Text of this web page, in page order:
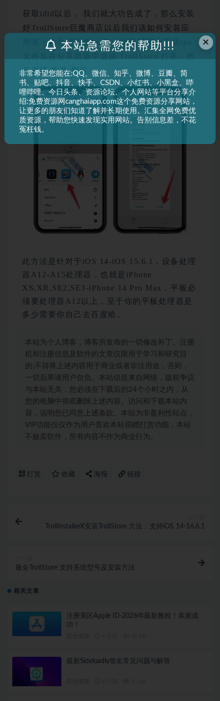
获取idid以后， 我们就大功告成了，那么安装
好TrollStore巨魔商店以后我们该如何安装应
用呢！首先得先有ipa包！在互联网中下载ipa
后选择 安装 即可
此方法是针对于iOS 14-iOS 15.6.1，设备处理
器A12-A15处理器，也就是iPhone
XS,XR,SE2,SE3-iPhone 14 Pro Max，平板必
须要处理器A12以上，至于你的平板处理器是
多少需要你自己去百度哈。
本站为个人博客，博客所发布的一切修改补丁、注册
机和注册信息及软件的文章仅限用于学习和研究目
的;不得将上述内容用于商业或者非法用途，否则，
一切后果请用户自负。本站信息来自网络，版权争议
与本站无关，您必须在下载后的24个小时之内，从
您的电脑中彻底删除上述内容。访问和下载本站内
容，说明您已同意上述条款。本站为非盈利性站点，
VIP功能仅仅作为用户喜欢本站捐赠打赏功能，本站
不贩卖软件，所有内容不作为商业行为。
打赏 收藏 海报 链接
TrolllnstallerX安装TrollStore 方法，支持iOS 14-16.6.1
最全TrollStore 支持系统型号及安装方法
相关文章
注册美区Apple ID-2026年最新教程！亲测成
功！
最新Sideloadly签名常见问题与解答
×
本站急需您的帮助!!!
非常希望您能在:QQ、微信、知乎、微博、豆瓣、简
书、贴吧、抖音、快手、CSDN、小红书、小黑盒、哔
哩哔哩、今日头条、资源论坛、个人网站等平台分享介
绍:免费资源网canghaiapp.com这个免费资源分享网站，
让更多的朋友们知道了解并长期使用。汇集全网免费优
质资源，帮助您快速发现实用网站。告别信息差，不花
冤枉钱。